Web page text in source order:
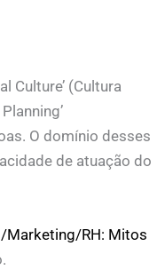
Culture’ (Cultura
O domínio desses
de atuação do
Marketing/RH: Mitos